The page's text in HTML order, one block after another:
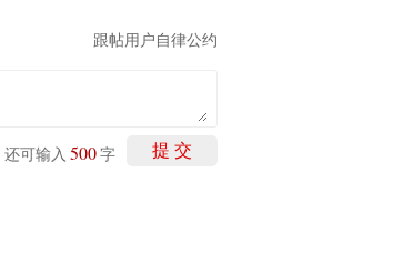
跟帖用户自律公约
提 交
还可输入 500 字